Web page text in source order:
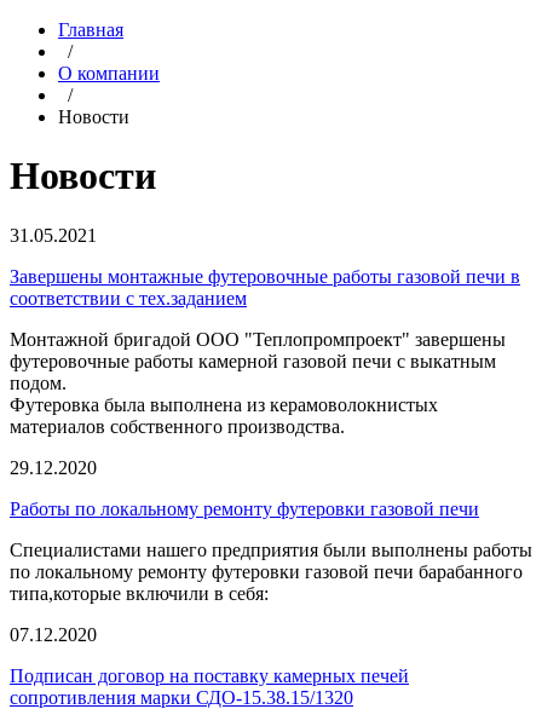
Главная
/
О компании
/
Новости
Новости
31.05.2021
Завершены монтажные футеровочные работы газовой печи в
соответствии с тех.заданием
Монтажной бригадой ООО "Теплопромпроект" завершены
футеровочные работы камерной газовой печи с выкатным
подом.
Футеровка была выполнена из керамоволокнистых
материалов собственного производства.
29.12.2020
Работы по локальному ремонту футеровки газовой печи
Специалистами нашего предприятия были выполнены работы
по локальному ремонту футеровки газовой печи барабанного
типа,которые включили в себя:
07.12.2020
Подписан договор на поставку камерных печей
сопротивления марки СДО-15.38.15/1320